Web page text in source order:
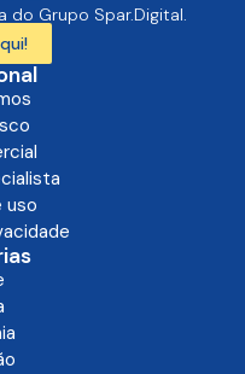
do Grupo Spar.Digital.
uso